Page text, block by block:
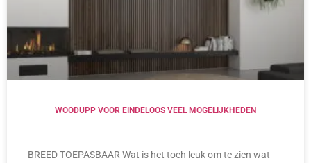
WOODUPP VOOR EINDELOOS VEEL MOGELIJKHEDEN
BREED TOEPASBAAR Wat is het toch leuk om te zien wat